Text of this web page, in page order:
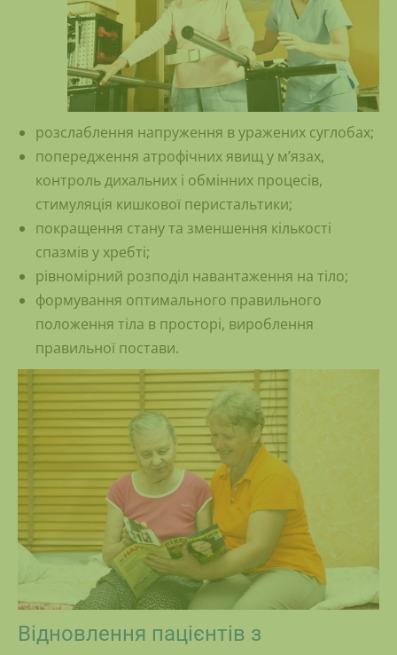
розслаблення напруження в уражених суглобах;
попередження атрофічних явищ у м’язах,
контроль дихальних і обмінних процесів,
стимуляція кишкової перистальтики;
покращення стану та зменшення кількості
спазмів у хребті;
рівномірний розподіл навантаження на тіло;
формування оптимального правильного
положення тіла в просторі, вироблення
правильної постави.
Відновлення пацієнтів з